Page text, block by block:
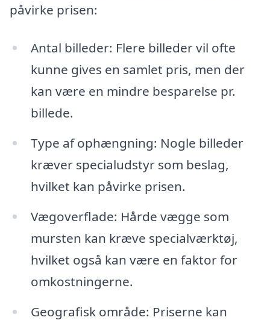
påvirke prisen:
Antal billeder: Flere billeder vil ofte
kunne gives en samlet pris, men der
kan være en mindre besparelse pr.
billede.
Type af ophængning: Nogle billeder
kræver specialudstyr som beslag,
hvilket kan påvirke prisen.
Vægoverflade: Hårde vægge som
mursten kan kræve specialværktøj,
hvilket også kan være en faktor for
omkostningerne.
Geografisk område: Priserne kan